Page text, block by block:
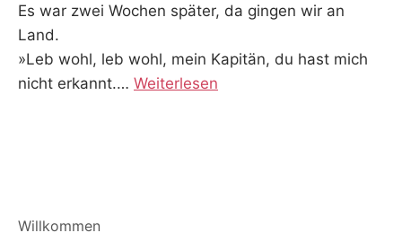
Es war zwei Wochen später, da gingen wir an
Land.
»Leb wohl, leb wohl, mein Kapitän, du hast mich
nicht erkannt.… Weiterlesen
Willkommen